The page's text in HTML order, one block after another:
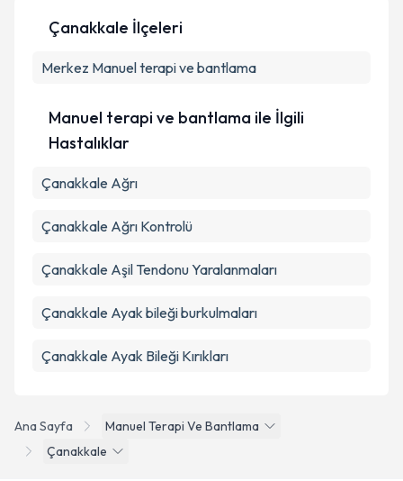
Kişisel verilerimin işlenmesine ilişkin
Ana Sayfa
Manuel Terapi Ve Bantlama
Çanakkale
Çanakkale İlçeleri
Merkez Manuel terapi ve bantlama
Manuel terapi ve bantlama ile İlgili
Hastalıklar
Çanakkale Ağrı
Çanakkale Ağrı Kontrolü
Çanakkale Aşil Tendonu Yaralanmaları
Çanakkale Ayak bileği burkulmaları
Çanakkale Ayak Bileği Kırıkları